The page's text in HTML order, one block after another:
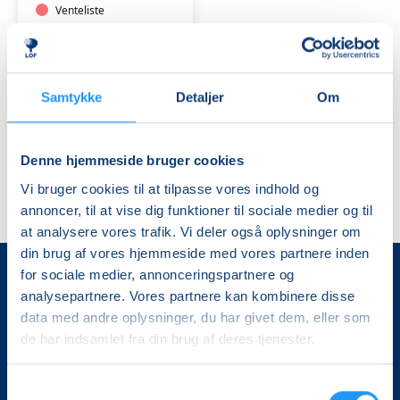
Samtykke Detaljer Om
Denne hjemmeside bruger cookies
Vi bruger cookies til at tilpasse vores indhold og
annoncer, til at vise dig funktioner til sociale medier og til
at analysere vores trafik. Vi deler også oplysninger om
din brug af vores hjemmeside med vores partnere inden
for sociale medier, annonceringspartnere og
analysepartnere. Vores partnere kan kombinere disse
data med andre oplysninger, du har givet dem, eller som
de har indsamlet fra din brug af deres tjenester.
dig
som
ikke
har
flettet
med
pil
Venteliste
Susanne Kjældmand Ovesen